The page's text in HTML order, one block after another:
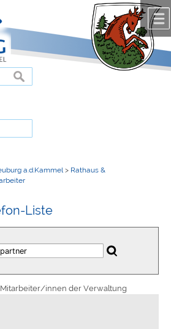
springen.
suchen
a.d.Kammel > Rathaus &
Liste
innen der Verwaltung